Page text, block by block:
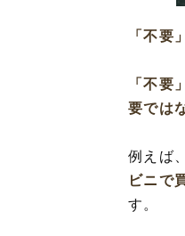
「不要」
「不要」
要では
例えば、
ビニで
す。